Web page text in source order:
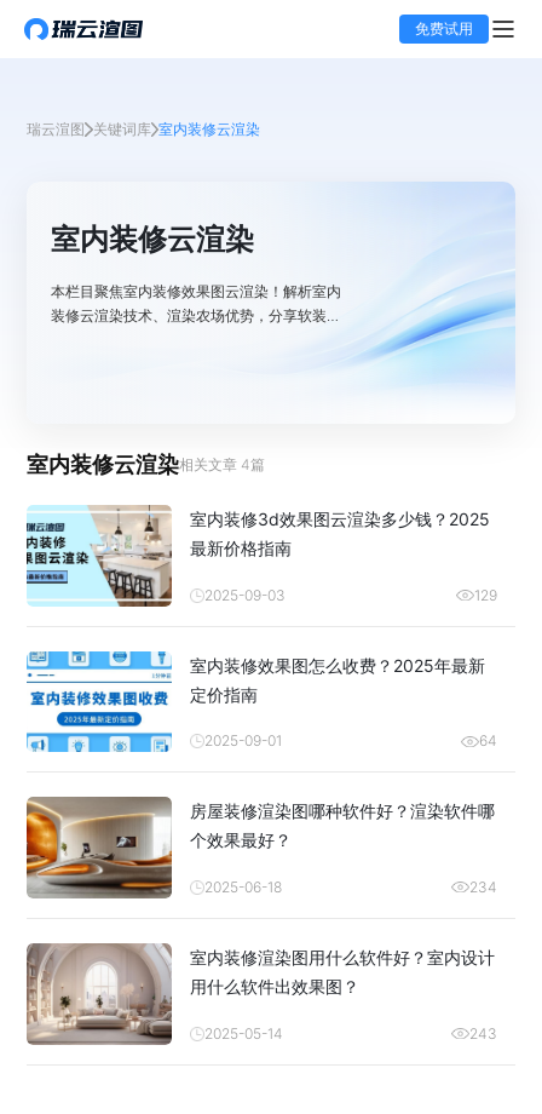
免费试用
瑞云渲图 关键词库 室内装修云渲染
室内装修云渲染
本栏目聚焦室内装修效果图云渲染！解析室内
装修云渲染技术、渲染农场优势，分享软装效
室内装修云渲染相关文章 4篇
室内装修3d效果图云渲染多少钱？2025
最新价格指南
2025-09-03 129
室内装修效果图怎么收费？2025年最新
定价指南
2025-09-01 64
房屋装修渲染图哪种软件好？渲染软件哪
个效果最好？
2025-06-18 234
室内装修渲染图用什么软件好？室内设计
用什么软件出效果图？
2025-05-14 243